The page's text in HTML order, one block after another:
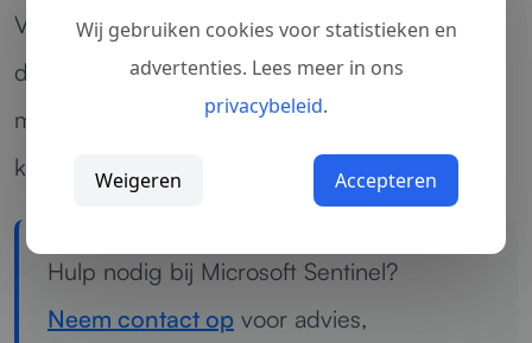
Voor organisaties die meer zicht willen op hun
digitale veiligheid en sneller willen reageren op
mogelijke incidenten, biedt Microsoft Sentinel
krachtige cloud-native beveiligingsmonitoring.
Hulp nodig bij Microsoft Sentinel?
Neem contact op voor advies,
Wij gebruiken cookies voor statistieken en
advertenties. Lees meer in ons
privacybeleid.
Weigeren Accepteren